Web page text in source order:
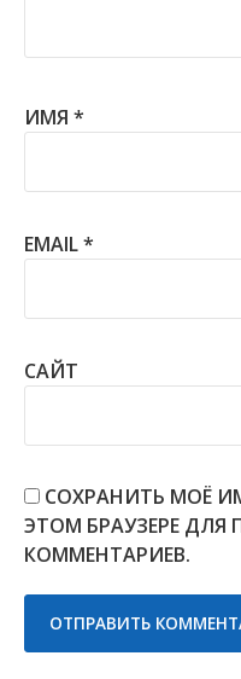
ИМЯ *
EMAIL*
САЙТ
СОХРАНИТЬ МОЁ
ЭТОМ БРАУЗЕРЕ
КОММЕНТАРИЕВ.